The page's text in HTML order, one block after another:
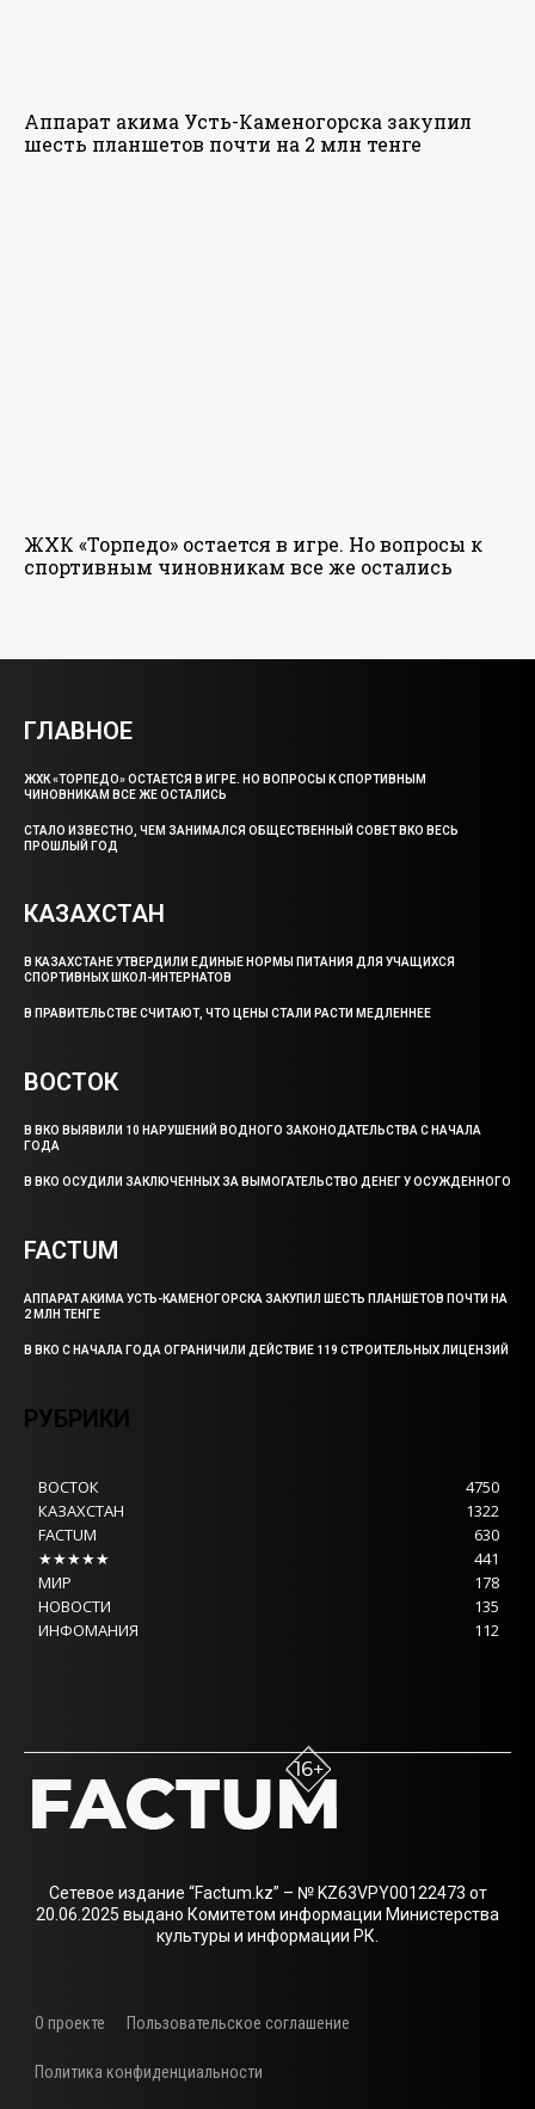
Аппарат акима Усть-Каменогорска закупил
шесть планшетов почти на 2 млн тенге
ЖХК «Торпедо» остается в игре. Но вопросы к
спортивным чиновникам все же остались
ГЛАВНОЕ
ЖХК «ТОРПЕДО» ОСТАЕТСЯ В ИГРЕ. НО ВОПРОСЫ К СПОРТИВНЫМ
ЧИНОВНИКАМ ВСЕ ЖЕ ОСТАЛИСЬ
СТАЛО ИЗВЕСТНО, ЧЕМ ЗАНИМАЛСЯ ОБЩЕСТВЕННЫЙ СОВЕТ ВКО ВЕСЬ
ПРОШЛЫЙ ГОД
КАЗАХСТАН
В КАЗАХСТАНЕ УТВЕРДИЛИ ЕДИНЫЕ НОРМЫ ПИТАНИЯ ДЛЯ УЧАЩИХСЯ
СПОРТИВНЫХ ШКОЛ-ИНТЕРНАТОВ
В ПРАВИТЕЛЬСТВЕ СЧИТАЮТ, ЧТО ЦЕНЫ СТАЛИ РАСТИ МЕДЛЕННЕЕ
ВОСТОК
В ВКО ВЫЯВИЛИ 10 НАРУШЕНИЙ ВОДНОГО ЗАКОНОДАТЕЛЬСТВА С НАЧАЛА
ГОДА
В ВКО ОСУДИЛИ ЗАКЛЮЧЕННЫХ ЗА ВЫМОГАТЕЛЬСТВО ДЕНЕГ У ОСУЖДЕННОГО
FACTUM
АППАРАТ АКИМА УСТЬ-КАМЕНОГОРСКА ЗАКУПИЛ ШЕСТЬ ПЛАНШЕТОВ ПОЧТИ НА
2 МЛН ТЕНГЕ
В ВКО С НАЧАЛА ГОДА ОГРАНИЧИЛИ ДЕЙСТВИЕ 119 СТРОИТЕЛЬНЫХ ЛИЦЕНЗИЙ
РУБРИКИ
ВОСТОК
4750
КАЗАХСТАН
1322
FACTUM
630
★★★★★
441
МИР
178
НОВОСТИ
135
ИНФОМАНИЯ
112
Сетевое издание “Factum.kz” – № KZ63VPY00122473 от
20.06.2025 выдано Комитетом информации Министерства
культуры и информации РК.
О проекте Пользовательское соглашение
Политика конфиденциальности